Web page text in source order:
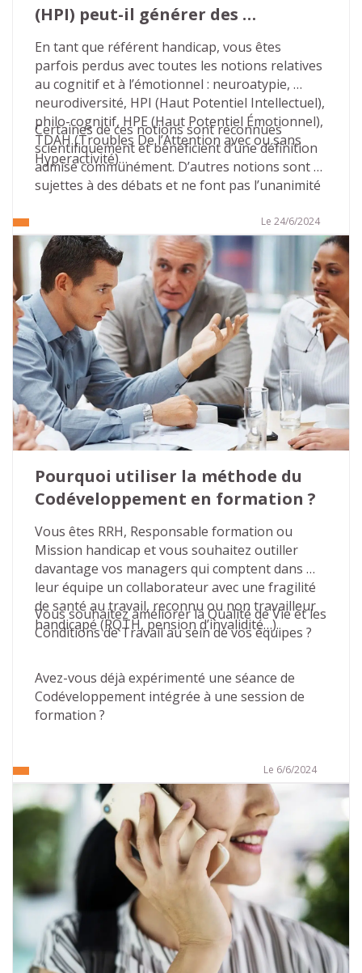
(HPI) peut-il générer des
situations de handicap ?
En tant que référent handicap, vous êtes
parfois perdus avec toutes les notions relatives
au cognitif et à l’émotionnel : neuroatypie,
neurodiversité, HPI (Haut Potentiel Intellectuel),
philo-cognitif, HPE (Haut Potentiel Émotionnel),
TDAH (Troubles De l’Attention avec ou sans
Hyperactivité)…
Certaines de ces notions sont reconnues
scientifiquement et bénéficient d’une définition
admise communément. D’autres notions sont
sujettes à des débats et ne font pas l’unanimité
Le 24/6/2024
Pourquoi utiliser la méthode du
Codéveloppement en formation ?
Vous êtes RRH, Responsable formation ou
Mission handicap et vous souhaitez outiller
davantage vos managers qui comptent dans
leur équipe un collaborateur avec une fragilité
de santé au travail, reconnu ou non travailleur
handicapé (RQTH, pension d’invalidité…).
Vous souhaitez améliorer la Qualité de Vie et les
Conditions de Travail au sein de vos équipes ?
Avez-vous déjà expérimenté une séance de
Codéveloppement intégrée à une session de
formation ?
Le 6/6/2024